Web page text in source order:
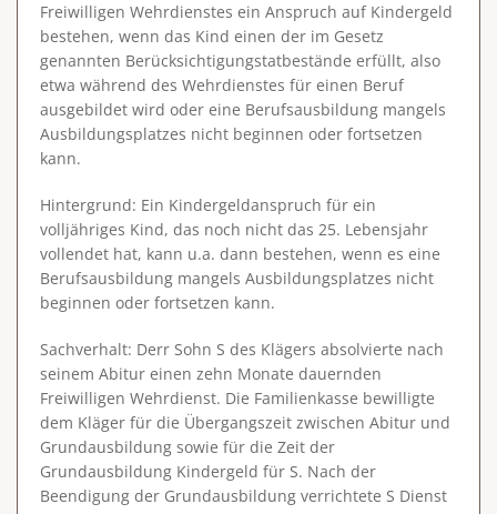
Freiwilligen Wehrdienstes ein Anspruch auf Kindergeld
bestehen, wenn das Kind einen der im Gesetz
genannten Berücksichtigungstatbestände erfüllt, also
etwa während des Wehrdienstes für einen Beruf
ausgebildet wird oder eine Berufsausbildung mangels
Ausbildungsplatzes nicht beginnen oder fortsetzen
kann.
Hintergrund: Ein Kindergeldanspruch für ein
volljähriges Kind, das noch nicht das 25. Lebensjahr
vollendet hat, kann u.a. dann bestehen, wenn es eine
Berufsausbildung mangels Ausbildungsplatzes nicht
beginnen oder fortsetzen kann.
Sachverhalt: Derr Sohn S des Klägers absolvierte nach
seinem Abitur einen zehn Monate dauernden
Freiwilligen Wehrdienst. Die Familienkasse bewilligte
dem Kläger für die Übergangszeit zwischen Abitur und
Grundausbildung sowie für die Zeit der
Grundausbildung Kindergeld für S. Nach der
Beendigung der Grundausbildung verrichtete S Dienst